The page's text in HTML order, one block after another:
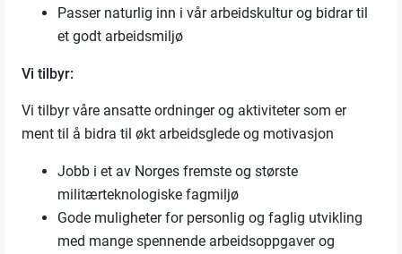
Passer naturlig inn i vår arbeidskultur og bidrar til
et godt arbeidsmiljø
Vi tilbyr:
Vi tilbyr våre ansatte ordninger og aktiviteter som er
ment til å bidra til økt arbeidsglede og motivasjon
Jobb i et av Norges fremste og største
militærteknologiske fagmiljø
Gode muligheter for personlig og faglig utvikling
med mange spennende arbeidsoppgaver og